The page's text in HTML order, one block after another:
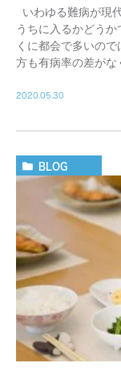
いわゆる難病が現
うちに入るかどう
くに都会で多いの
方も有病率の差が
2020.05.30
BLOG